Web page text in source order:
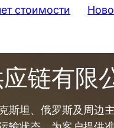
стоимости
链有限
斯坦、俄罗斯及周边